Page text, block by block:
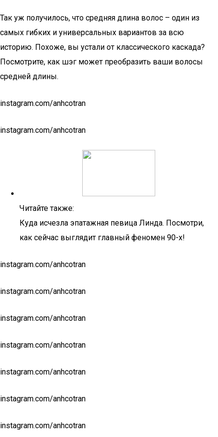
Так уж получилось, что средняя длина волос – один из
самых гибких и универсальных вариантов за всю
историю. Похоже, вы устали от классического каскада?
Посмотрите, как шэг может преобразить ваши волосы
средней длины.
instagram.com/anhcotran
instagram.com/anhcotran
Читайте также:
Куда исчезла эпатажная певица Линда. Посмотри,
как сейчас выглядит главный феномен 90-х!
instagram.com/anhcotran
instagram.com/anhcotran
instagram.com/anhcotran
instagram.com/anhcotran
instagram.com/anhcotran
instagram.com/anhcotran
instagram.com/anhcotran